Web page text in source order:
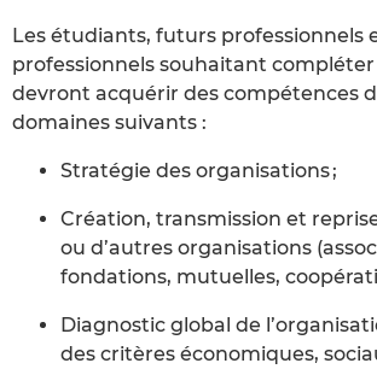
Les étudiants, futurs professionnels
professionnels souhaitant
devront acquérir des compétences
domaines suivants :
Stratégie des organisations ;
Création, transmission et
ou d’autres organisations
fondations, mutuelles,
Diagnostic global de
des critères économiques,